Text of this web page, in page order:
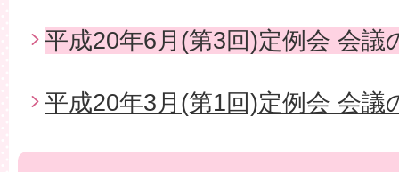
平成20年6月(第3回)定例会 会議
平成20年3月(第1回)定例会 会議